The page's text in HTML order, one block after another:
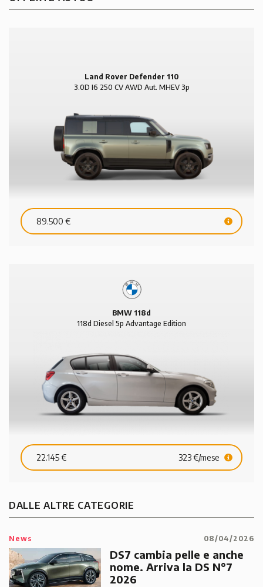
Land Rover Defender 110
3.0D I6 250 CV AWD Aut. MHEV 3p
89.500 €
BMW 118d
118d Diesel 5p Advantage Edition
22.145 € 323 €/mese
DALLE ALTRE CATEGORIE
News 08/04/2026
DS7 cambia pelle e anche
nome. Arriva la DS N°7
2026